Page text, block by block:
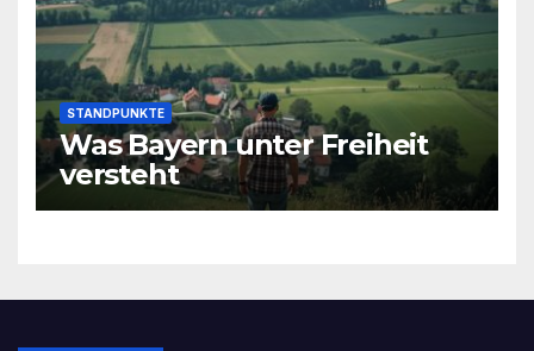
STANDPUNKTE
Was Bayern unter Freiheit
versteht